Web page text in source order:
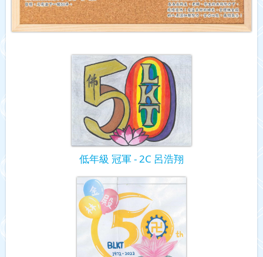
低年級 冠軍 - 2C 呂浩翔